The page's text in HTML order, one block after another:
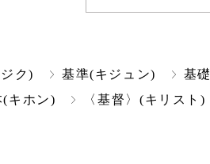
ク) 基準(キジュン)
基礎
(キホン)
〈基督〉(キリスト)